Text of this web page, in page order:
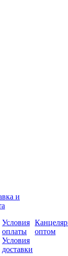
и
Условия
оплаты
Условия
доставки
оптом